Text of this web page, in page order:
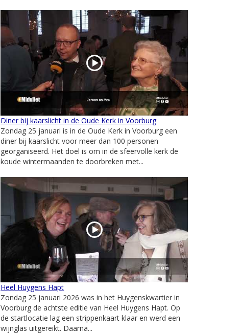
Diner bij kaarslicht in de Oude Kerk in Voorburg
Zondag 25 januari is in de Oude Kerk in Voorburg een
diner bij kaarslicht voor meer dan 100 personen
georganiseerd. Het doel is om in de sfeervolle kerk de
koude wintermaanden te doorbreken met...
Heel Huygens Hapt
Zondag 25 januari 2026 was in het Huygenskwartier in
Voorburg de achtste editie van Heel Huygens Hapt. Op
de startlocatie lag een strippenkaart klaar en werd een
wijnglas uitgereikt. Daarna...